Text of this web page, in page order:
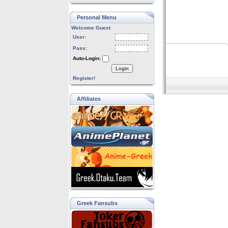
Personal Menu
Welcome Guest
User:
Pass:
Auto-Login:
Login
Register!
Affiliates
Greek Fansubs